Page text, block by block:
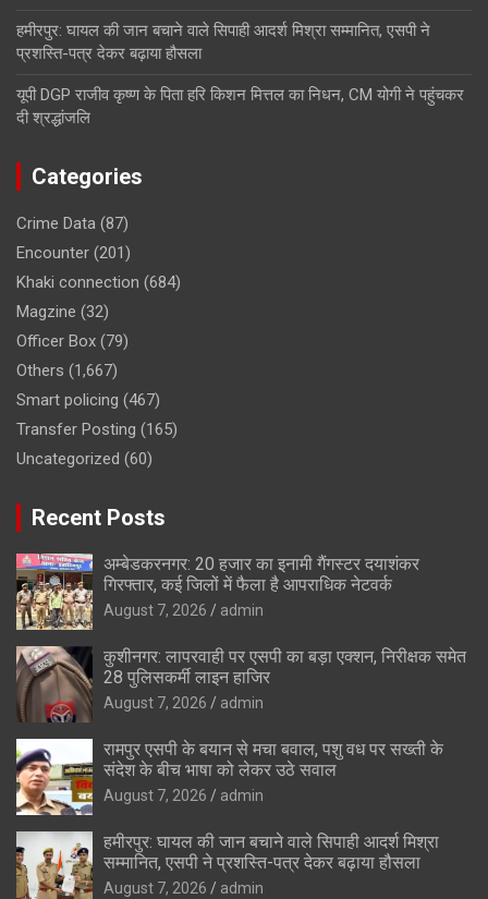
हमीरपुर: घायल की जान बचाने वाले सिपाही आदर्श मिश्रा सम्मानित, एसपी ने
प्रशस्ति-पत्र देकर बढ़ाया हौसला
यूपी DGP राजीव कृष्ण के पिता हरि किशन मित्तल का निधन, CM योगी ने पहुंचकर
दी श्रद्धांजलि
Categories
Crime Data (87)
Encounter (201)
Khaki connection (684)
Magzine (32)
Officer Box (79)
Others (1,667)
Smart policing (467)
Transfer Posting (165)
Uncategorized (60)
Recent Posts
अम्बेडकरनगर: 20 हजार का इनामी गैंगस्टर दयाशंकर
गिरफ्तार, कई जिलों में फैला है आपराधिक नेटवर्क
August 7, 2026 admin
कुशीनगर: लापरवाही पर एसपी का बड़ा एक्शन, निरीक्षक समेत
28 पुलिसकर्मी लाइन हाजिर
August 7, 2026 admin
रामपुर एसपी के बयान से मचा बवाल, पशु वध पर सख्ती के
संदेश के बीच भाषा को लेकर उठे सवाल
August 7, 2026 admin
हमीरपुर: घायल की जान बचाने वाले सिपाही आदर्श मिश्रा
सम्मानित, एसपी ने प्रशस्ति-पत्र देकर बढ़ाया हौसला
August 7, 2026 admin